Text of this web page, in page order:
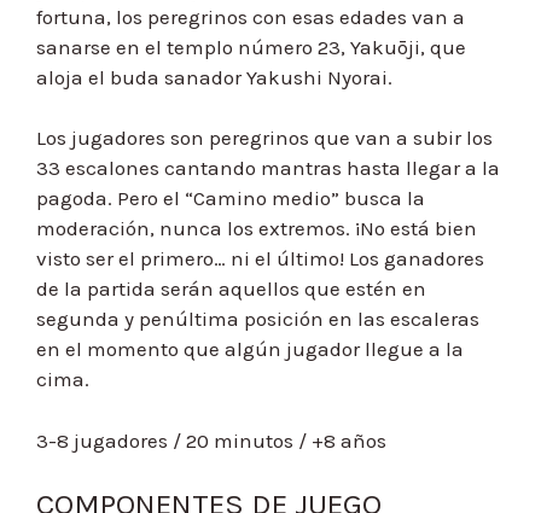
fortuna, los peregrinos con esas edades van a
sanarse en el templo número 23, Yakuōji, que
aloja el buda sanador Yakushi Nyorai.
Los jugadores son peregrinos que van a subir los
33 escalones cantando mantras hasta llegar a la
pagoda. Pero el “Camino medio” busca la
moderación, nunca los extremos. ¡No está bien
visto ser el primero… ni el último! Los ganadores
de la partida serán aquellos que estén en
segunda y penúltima posición en las escaleras
en el momento que algún jugador llegue a la
cima.
3-8 jugadores / 20 minutos / +8 años
COMPONENTES DE JUEGO